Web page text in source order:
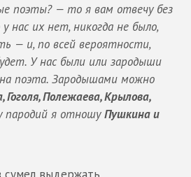
поэты? — то я вам отвечу без
нас их нет, никогда не было,
— и, по всей вероятности,
У нас были или зародыши
поэта. Зародышами можно
Полежаева, Крылова,
пародий я отношуПушкина и